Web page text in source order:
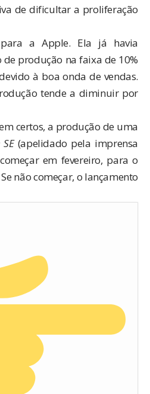
de dificultar a proliferação
a Apple. Ela já havia
produção na faixa de 10%
à boa onda de vendas.
tende a diminuir por
certos, a produção de uma
(apelidado pela imprensa
em fevereiro, para o
não começar, o lançamento